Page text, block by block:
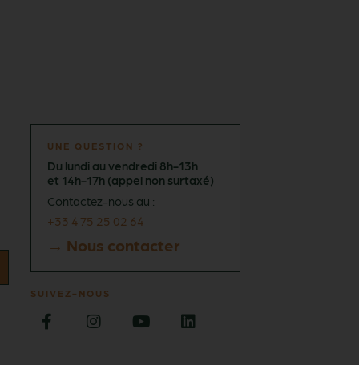
UNE QUESTION ?
Du lundi au vendredi 8h-13h
et 14h-17h (appel non surtaxé)
Contactez-nous au :
+33 4 75 25 02 64
→ Nous contacter
SUIVEZ-NOUS